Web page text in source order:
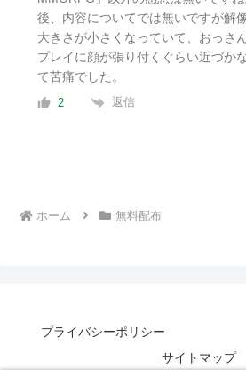
後、内容についてでは無いですが解
大きさが小さくなっていて、おっさ
プレイに顔が張り付くぐらい近づか
て苦痛でした。
2 返信
ホーム 無料配布
プライバシーポリシー
サイトマップ